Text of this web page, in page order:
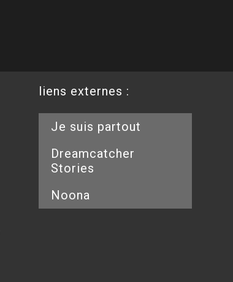
liens externes :
Je suis partout
Dreamcatcher
Stories
Noona